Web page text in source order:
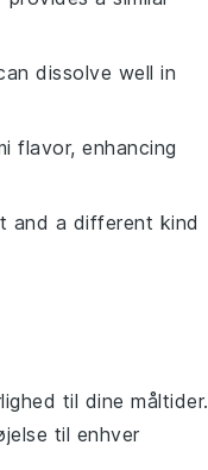
dissolve well in
flavor, enhancing
and a different kind
til dine måltider.
til enhver